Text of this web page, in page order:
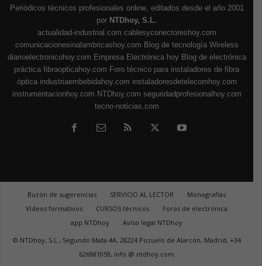
Periódicos técnicos profesionales online, editados desde el año 2001
por NTDhoy, S.L.
actualidad-industrial.com cablesyconectoreshoy.com
comunicacionesinalambricashoy.com Blog de tecnología Wireless
diarioelectronicohoy.com Empresa Electrónica hoy Blog de electrónica
práctica fibraopticahoy.com Foro técnico para instaladores de fibra
óptica industriaembebidahoy.com instaladoresdetelecomhoy.com
instrumentacionhoy.com NTDhoy.com seguridadprofesionalhoy.com
tecno-noticias.com
Buzón de sugerencias SERVICIO AL LECTOR
Monografías
Vídeos formativos
CURSOS técnicos
Foros de electrónica
app NTDhoy
Aviso legal NTDhoy
© NTDhoy, S.L., Segundo Mata 4A, 28224 Pozuelo de Alarcón, Madrid, +34
626981059, info @ ntdhoy.com